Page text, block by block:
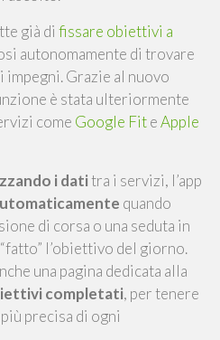
già di fissare obiettivi a
autonomamente di trovare
Grazie al nuovo
è stata ulteriormente
come Google FiteApple
i datitra i servizi, l’app
quando
di corsa o una seduta in
l’obiettivo del giorno.
una pagina dedicata alla
completati, per tenere
precisa di ogni